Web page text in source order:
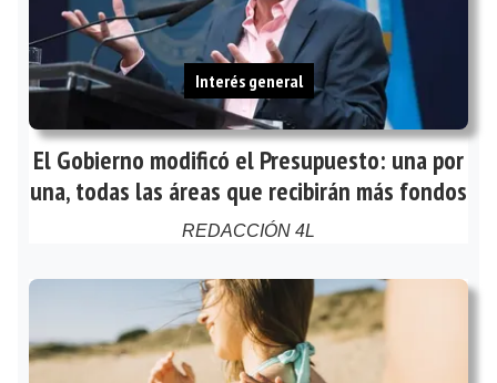
El Gobierno modificó el Presupuesto: una por
una, todas las áreas que recibirán más fondos
REDACCIÓN 4L
Interés general